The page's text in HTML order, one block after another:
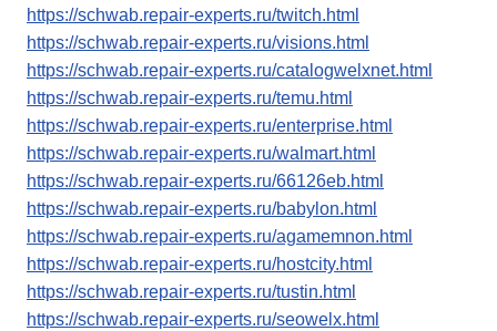
https://schwab.repair-experts.ru/twitch.html
https://schwab.repair-experts.ru/visions.html
https://schwab.repair-experts.ru/catalogwelxnet.html
https://schwab.repair-experts.ru/temu.html
https://schwab.repair-experts.ru/enterprise.html
https://schwab.repair-experts.ru/walmart.html
https://schwab.repair-experts.ru/66126eb.html
https://schwab.repair-experts.ru/babylon.html
https://schwab.repair-experts.ru/agamemnon.html
https://schwab.repair-experts.ru/hostcity.html
https://schwab.repair-experts.ru/tustin.html
https://schwab.repair-experts.ru/seowelx.html